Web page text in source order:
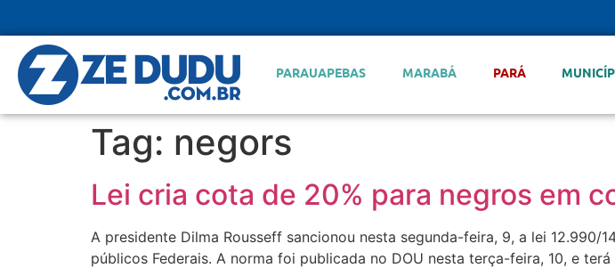
PARAUAPEBAS MARABÁ PARÁ
Tag: negors
Lei cria cota de 20% para negros em
A presidente Dilma Rousseff sancionou nesta segunda-feira, 9, a lei 12.990/
públicos Federais. A norma foi publicada no DOU nesta terça-feira, 10, e